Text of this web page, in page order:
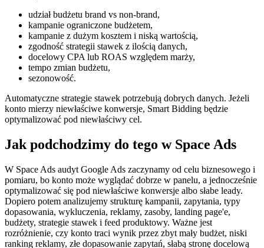
udział budżetu brand vs non-brand,
kampanie ograniczone budżetem,
kampanie z dużym kosztem i niską wartością,
zgodność strategii stawek z ilością danych,
docelowy CPA lub ROAS względem marży,
tempo zmian budżetu,
sezonowość.
Automatyczne strategie stawek potrzebują dobrych danych. Jeżeli
konto mierzy niewłaściwe konwersje, Smart Bidding będzie
optymalizować pod niewłaściwy cel.
Jak podchodzimy do tego w Space Ads
W Space Ads audyt Google Ads zaczynamy od celu biznesowego i
pomiaru, bo konto może wyglądać dobrze w panelu, a jednocześnie
optymalizować się pod niewłaściwe konwersje albo słabe leady.
Dopiero potem analizujemy strukturę kampanii, zapytania, typy
dopasowania, wykluczenia, reklamy, zasoby, landing page'e,
budżety, strategie stawek i feed produktowy. Ważne jest
rozróżnienie, czy konto traci wynik przez zbyt mały budżet, niski
ranking reklamy, złe dopasowanie zapytań, słabą stronę docelową